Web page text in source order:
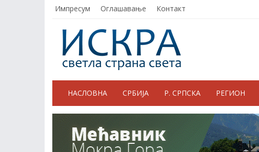
Импресум Оглашавање Контакт
НАСЛОВНА СРБИЈА Р. СРПСКА РЕГИОН